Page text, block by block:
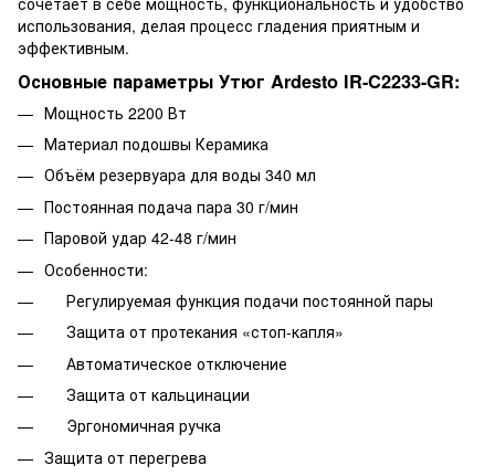
использования, делая процесс гладения приятным и
эффективным.
Основные параметры Утюг Ardesto IR-C2233-GR:
Мощность 2200 Вт
Материал подошвы Керамика
Объём резервуара для воды 340 мл
Постоянная подача пара 30 г/мин
Паровой удар 42-48 г/мин
Особенности:
Регулируемая функция подачи постоянной пары
Защита от протекания «стоп-капля»
Автоматическое отключение
Защита от кальцинации
Эргономичная ручка
Защита от перегрева